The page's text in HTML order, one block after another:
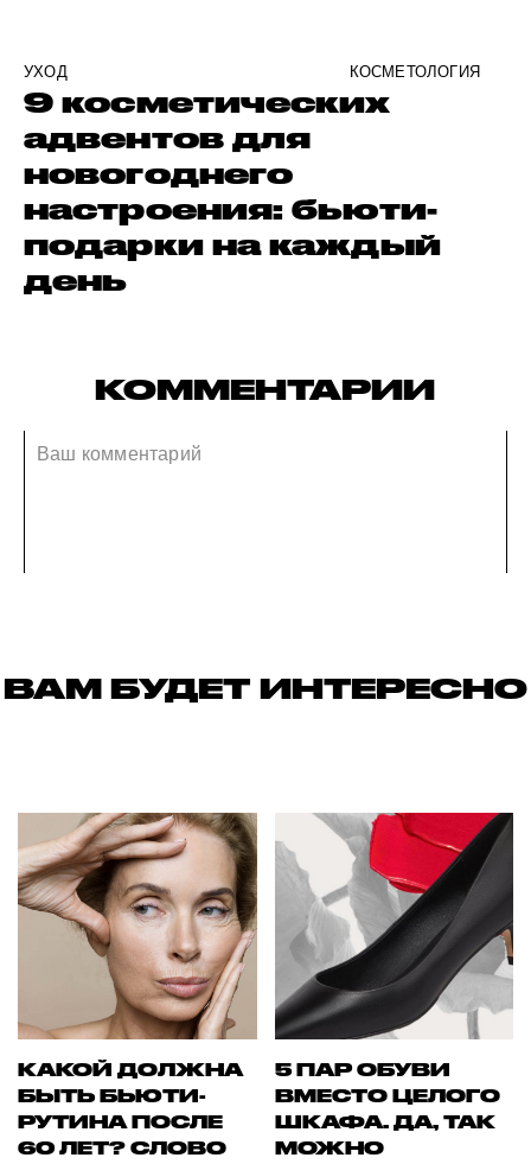
УХОД КОСМЕТОЛОГИЯ
9 косметических
адвентов для
новогоднего
настроения: бьюти-
подарки на каждый
день
КОММЕНТАРИИ
ВАМ БУДЕТ ИНТЕРЕСНО
КАКОЙ ДОЛЖНА
БЫТЬ БЬЮТИ-
РУТИНА ПОСЛЕ
60 ЛЕТ? СЛОВО
5 ПАР ОБУВИ
ВМЕСТО ЦЕЛОГО
ШКАФА. ДА, ТАК
МОЖНО